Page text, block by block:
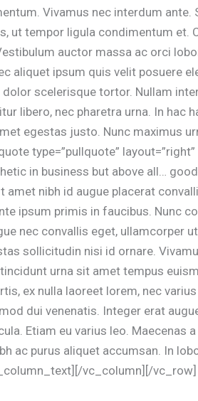
Vivamus nec interdum
ut tempor ligula condimentum et.
auctor massa ac orci
aliquet ipsum quis velit posuere
dolor scelerisque tortor. Nullam
libero, nec pharetra urna. In hac
egestas justo. Nunc maximus
type=”pullquote”
in business but above all…
amet nibh id augue placerat
ipsum primis in faucibus. Nunc
nec convallis eget, ullamcorper
sollicitudin nisi id ornare.
urna sit amet tempus
ex nulla laoreet lorem, nec
dui venenatis. Integer erat
Etiam eu varius leo. Maecenas
ac purus aliquet accumsan. In
vc_column][/vc_row]